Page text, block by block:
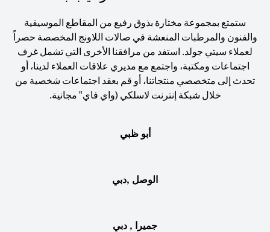
ستمتع بمجموعة مختارة بذوق رفيع من المقاطع الموسيقية
والفنون والمرطبات المنعشة في صالات اللاونج المخصصة حصراً
لعملاء سيتي جولد. استفد من مرافقنا الأخرى التي تشمل غرف
اجتماعات ومكتبة، واجتمع مع مديري علاقات العملاء لدينا، أو
تحدث إلى متخصصي منتجاتنا، أو قم بعقد اجتماعات شخصية من
خلال شبكة إنترنت لاسلكي (واي فاي" مجانية.
أبو ظبي
الوصل ,دبي
جميرا , دبي